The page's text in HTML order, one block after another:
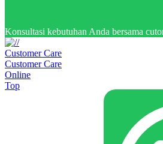
Konsultasi kebutuhan Anda bersama
Customer Care
Customer Care
Online
Top